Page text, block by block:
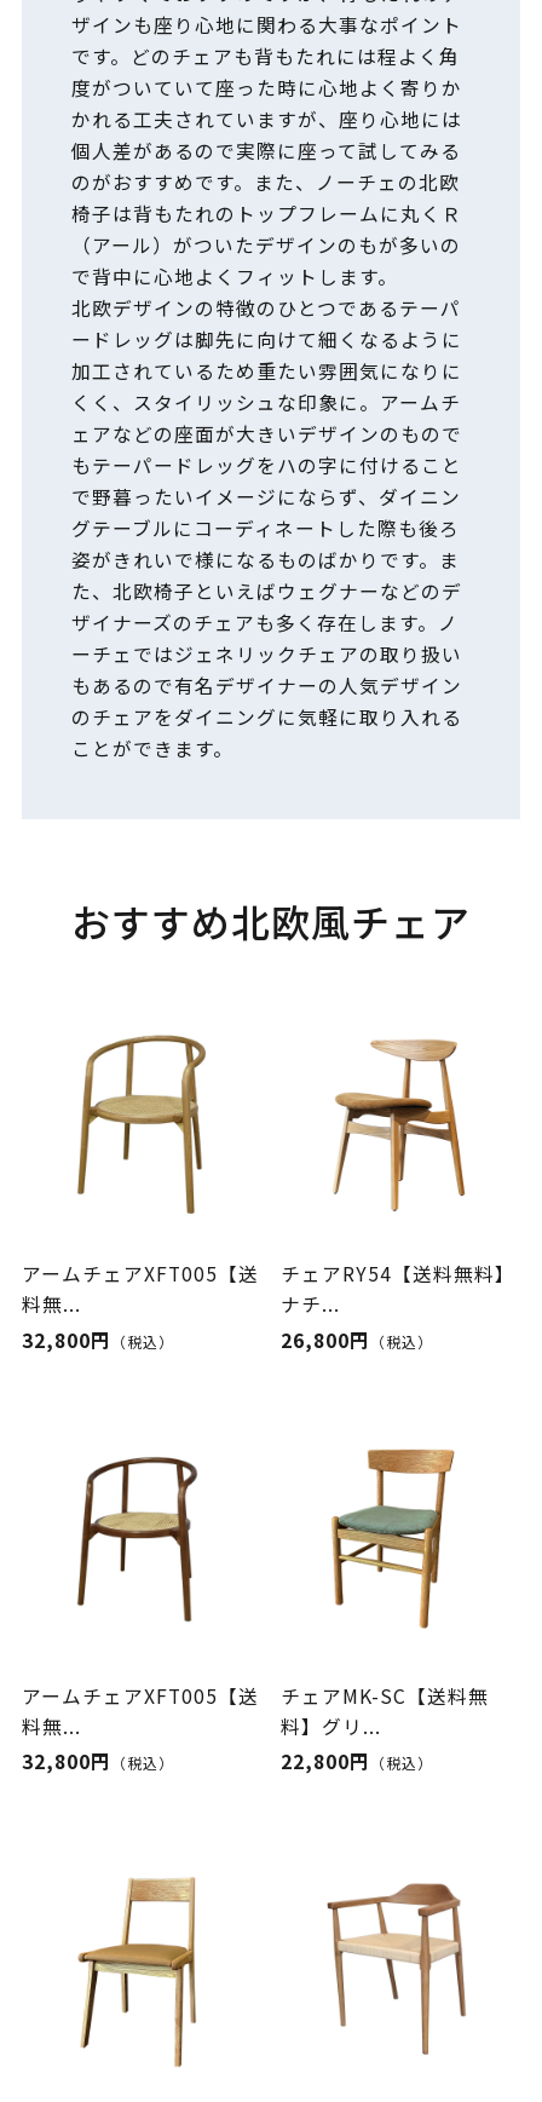
ザインも座り心地に関わる大事なポイント
です。どのチェアも背もたれには程よく角
度がついていて座った時に心地よく寄りか
かれる工夫されていますが、座り心地には
個人差があるので実際に座って試してみる
のがおすすめです。また、ノーチェの北欧
椅子は背もたれのトップフレームに丸くＲ
（アール）がついたデザインのもが多いの
で背中に心地よくフィットします。
北欧デザインの特徴のひとつであるテーパ
ードレッグは脚先に向けて細くなるように
加工されているため重たい雰囲気になりに
くく、スタイリッシュな印象に。アームチ
ェアなどの座面が大きいデザインのもので
もテーパードレッグをハの字に付けること
で野暮ったいイメージにならず、ダイニン
グテーブルにコーディネートした際も後ろ
姿がきれいで様になるものばかりです。ま
た、北欧椅子といえばウェグナーなどのデ
ザイナーズのチェアも多く存在します。ノ
ーチェではジェネリックチェアの取り扱い
もあるので有名デザイナーの人気デザイン
のチェアをダイニングに気軽に取り入れる
ことができます。
おすすめ北欧風チェア
アームチェアXFT005【送
料無...
32,800円
（税込）
チェアRY54【送料無料】
ナチ...
26,800円
（税込）
アームチェアXFT005【送
料無...
32,800円
（税込）
チェアMK-SC【送料無
料】グリ...
22,800円
（税込）